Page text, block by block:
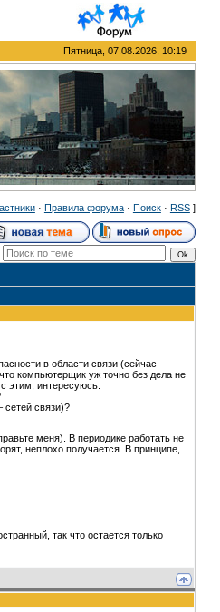
Пятница, 07.08.2026, 10:19
· Правила форума· Поиск· RSS]
в области связи (сейчас
компьютерщик уж точно без дела не
этим, интересуюсь:
сетей связи)?
меня). В периодике работать не
неплохо получается. В принципе,
так что остается только